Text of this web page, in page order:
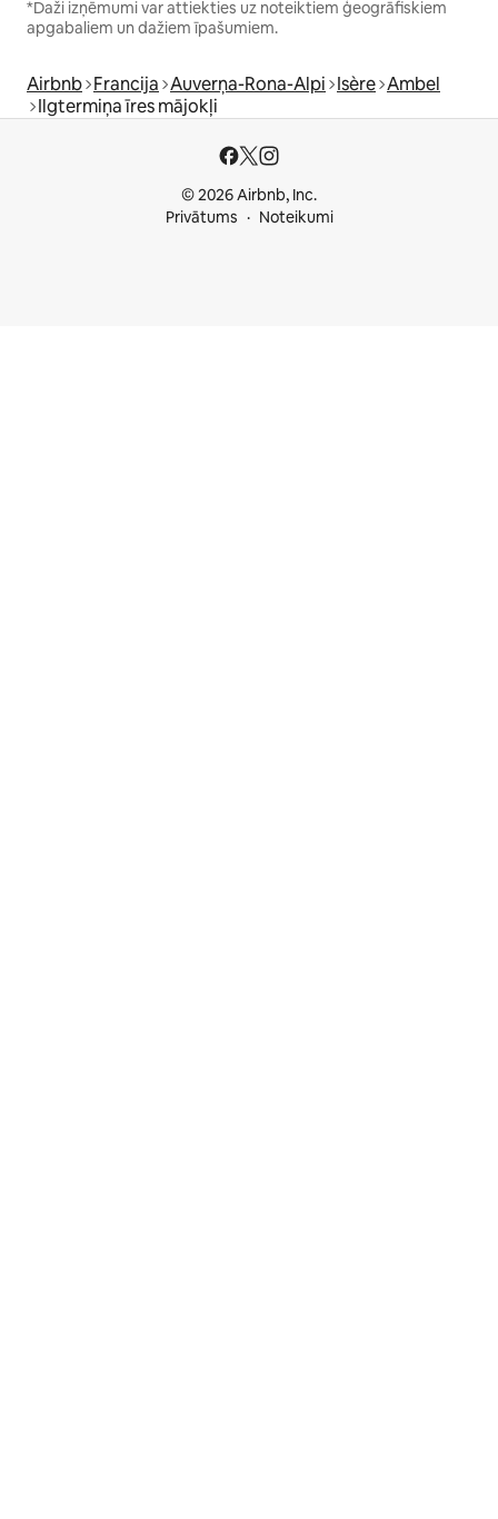
*Daži izņēmumi var attiekties uz noteiktiem ģeogrāfiskiem
apgabaliem un dažiem īpašumiem.
Airbnb Francija Auverņa-Rona-Alpi Isère Ambel
Ilgtermiņa īres mājokļi
© 2026 Airbnb, Inc.
Privātums
Noteikumi